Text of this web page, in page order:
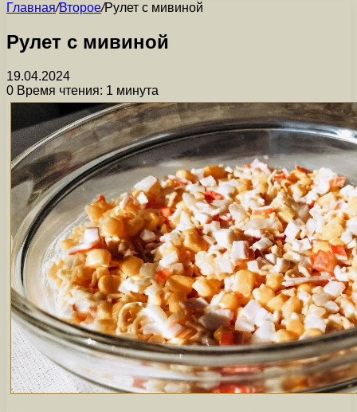
Главная/Второе/Рулет с мивиной
Рулет с мивиной
19.04.2024
0 Время чтения: 1 минута